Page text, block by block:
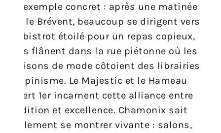
Un exemple concret : après une matinée
sur le Brévent, beaucoup se dirigent vers
un bistrot étoilé pour un repas copieux,
puis flânent dans la rue piétonne où les
maisons de mode côtoient des librairies
d’alpinisme. Le Majestic et le Hameau
Albert 1er incarnent cette alliance entre
tradition et excellence. Chamonix sait
également se montrer vivante : salons,